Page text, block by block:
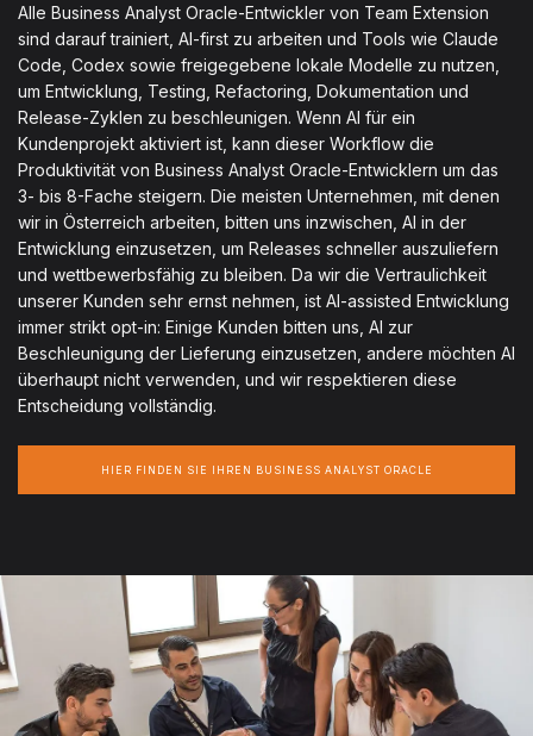
Alle Business Analyst Oracle-Entwickler von Team Extension
sind darauf trainiert, AI-first zu arbeiten und Tools wie Claude
Code, Codex sowie freigegebene lokale Modelle zu nutzen,
um Entwicklung, Testing, Refactoring, Dokumentation und
Release-Zyklen zu beschleunigen. Wenn AI für ein
Kundenprojekt aktiviert ist, kann dieser Workflow die
Produktivität von Business Analyst Oracle-Entwicklern um das
3- bis 8-Fache steigern. Die meisten Unternehmen, mit denen
wir in Österreich arbeiten, bitten uns inzwischen, AI in der
Entwicklung einzusetzen, um Releases schneller auszuliefern
und wettbewerbsfähig zu bleiben. Da wir die Vertraulichkeit
unserer Kunden sehr ernst nehmen, ist AI-assisted Entwicklung
immer strikt opt-in: Einige Kunden bitten uns, AI zur
Beschleunigung der Lieferung einzusetzen, andere möchten AI
überhaupt nicht verwenden, und wir respektieren diese
Entscheidung vollständig.
HIER FINDEN SIE IHREN BUSINESS ANALYST ORACLE